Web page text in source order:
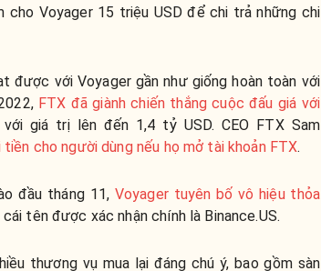
Voyager 15 triệu USD để chi trả những chi
được với Voyager gần như giống hoàn toàn với
FTX đã giành chiến thắng cuộc đấu giá với
giá trị lên đến 1,4 tỷ USD. CEO FTX Sam
tiền cho người dùng nếu họ mở tài khoản FTX.
đầu tháng 11, Voyager tuyên bố vô hiệu thỏa
tên được xác nhận chính là Binance.US.
thương vụ mua lại đáng chú ý, bao gồm sàn